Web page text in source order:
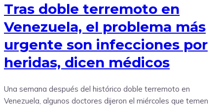
Tras doble terremoto en
Venezuela, el problema más
urgente son infecciones por
heridas, dicen médicos
Una semana después del histórico doble terremoto en
Venezuela, algunos doctores dijeron el miércoles que temen